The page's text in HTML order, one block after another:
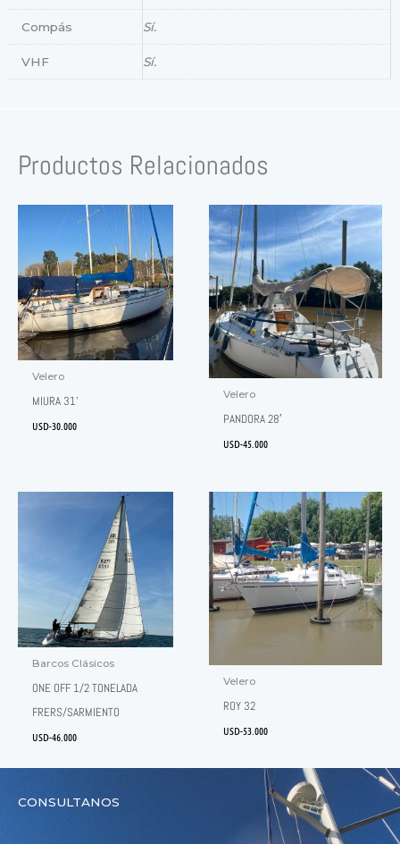
Compás Sí.
VHF Sí.
Productos Relacionados
Velero
MIURA 31’
USD-30.000
Velero
PANDORA 28′
USD-45.000
Barcos Clásicos
ONE OFF 1/2 TONELADA
FRERS/SARMIENTO
USD-46.000
Velero
ROY 32
USD-53.000
CONSULTANOS